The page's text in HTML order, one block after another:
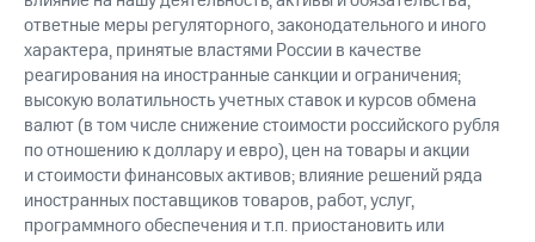
ответные меры регуляторного, законодательного и иного
характера, принятые властями России в качестве
реагирования на иностранные санкции и ограничения;
высокую волатильность учетных ставок и курсов обмена
валют (в том числе снижение стоимости российского рубля
по отношению к доллару и евро), цен на товары и акции
и стоимости финансовых активов; влияние решений ряда
иностранных поставщиков товаров, работ, услуг,
программного обеспечения и т.п. приостановить или